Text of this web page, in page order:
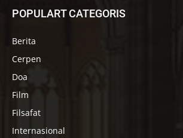
POPULART CATEGORIS
Berita
Cerpen
Doa
Film
Filsafat
Internasional